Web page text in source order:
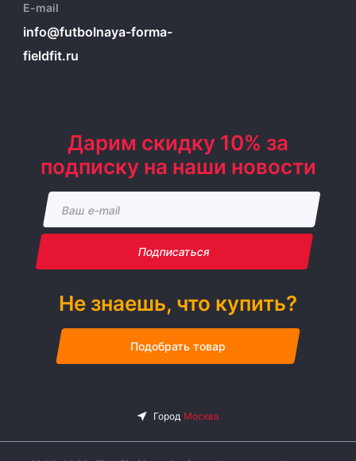
E-mail
info@futbolnaya-forma-
fieldfit.ru
Дарим скидку 10% за
подписку на наши новости
Подписаться
Не знаешь, что купить?
Подобрать товар